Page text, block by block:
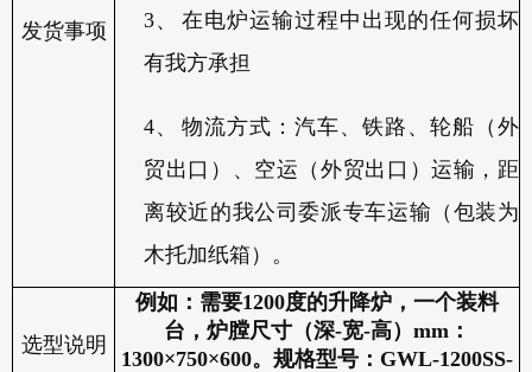
发货事项 3、
在电炉运输过程中出现的任何损坏
有我方承担
4、
物流方式：汽车、铁路、轮船（外
贸出口）、空运（外贸出口）运输，距
离较近的我公司委派专车运输（包装为
木托加纸箱）。
选型说明
例如：需要1200度的升降炉，一个装料
台，炉膛尺寸（深-宽-高） mm ：
1300×750×600。规格型号： GWL-1200SS-